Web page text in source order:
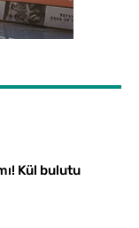
Kül bulutu